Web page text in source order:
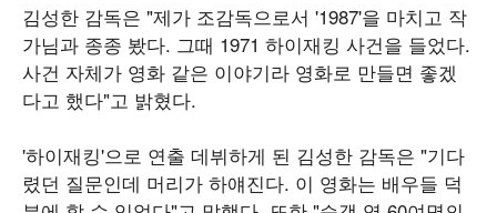
김성한 감독은 "제가 조감독으로서 '1987'을 마치고 작
가님과 종종 봤다. 그때 1971 하이재킹 사건을 들었다.
사건 자체가 영화 같은 이야기라 영화로 만들면 좋겠
다고 했다"고 밝혔다.
'하이재킹'으로 연출 데뷔하게 된 김성한 감독은 "기다
렸던 질문인데 머리가 하얘진다. 이 영화는 배우들 덕